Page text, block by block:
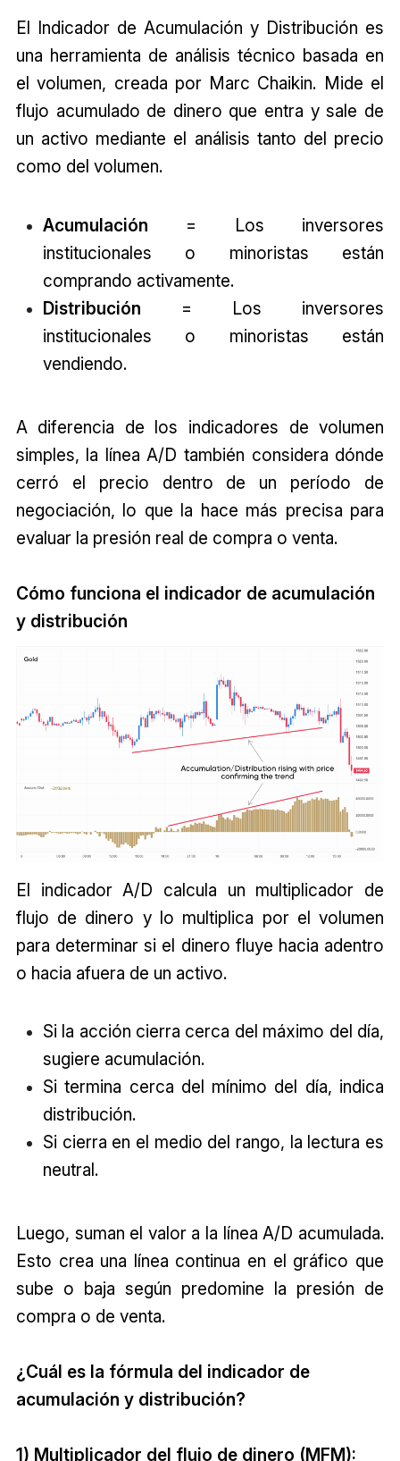
El Indicador de Acumulación y Distribución es
una herramienta de análisis técnico basada en
el volumen, creada por Marc Chaikin. Mide el
flujo acumulado de dinero que entra y sale de
un activo mediante el análisis tanto del precio
como del volumen.
Acumulación = Los inversores
institucionales o minoristas están
comprando activamente.
Distribución = Los inversores
institucionales o minoristas están
vendiendo.
A diferencia de los indicadores de volumen
simples, la línea A/D también considera dónde
cerró el precio dentro de un período de
negociación, lo que la hace más precisa para
evaluar la presión real de compra o venta.
Cómo funciona el indicador de acumulación
y distribución
El indicador A/D calcula un multiplicador de
flujo de dinero y lo multiplica por el volumen
para determinar si el dinero fluye hacia adentro
o hacia afuera de un activo.
Si la acción cierra cerca del máximo del día,
sugiere acumulación.
Si termina cerca del mínimo del día, indica
distribución.
Si cierra en el medio del rango, la lectura es
neutral.
Luego, suman el valor a la línea A/D acumulada.
Esto crea una línea continua en el gráfico que
sube o baja según predomine la presión de
compra o de venta.
¿Cuál es la fórmula del indicador de
acumulación y distribución?
1) Multiplicador del flujo de dinero (MFM):